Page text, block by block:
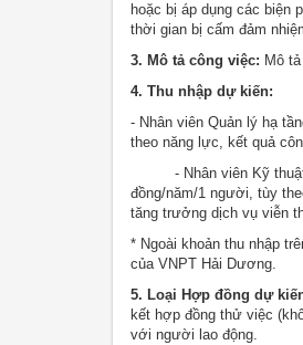
hoặc bị áp dụng các biện
thời gian bị cấm đảm
3. Mô tả công việc: Mô
4. Thu nhập dự kiến:
- Nhân viên Quản lý hạ
theo năng lực, kết quả
- Nhân viên Kỹ thuật
đồng/năm/1 người, tùy
tăng trưởng dịch vụ viễn
* Ngoài khoản thu nhập
của VNPT Hải Dương.
5. Loại Hợp đồng dự
kết hợp đồng thử việc
với người lao động.